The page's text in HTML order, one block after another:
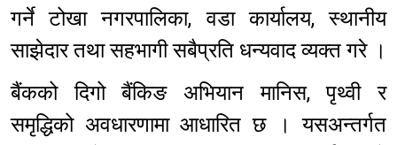
गर्ने टोखा नगरपालिका, वडा कार्यालय, स्थानीय
साझेदार तथा सहभागी सबैप्रति धन्यवाद व्यक्त गरे ।
बैंकको दिगो बैंकिङ अभियान मानिस, पृथ्वी र
समृद्धिको अवधारणामा आधारित छ । यसअन्तर्गत